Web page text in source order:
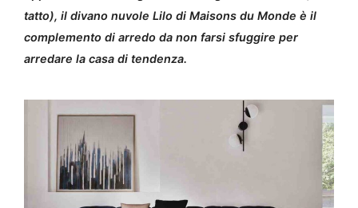
tatto), il divano nuvole Lilo di Maisons du Monde è il
complemento di arredo da non farsi sfuggire per
arredare la casa di tendenza.